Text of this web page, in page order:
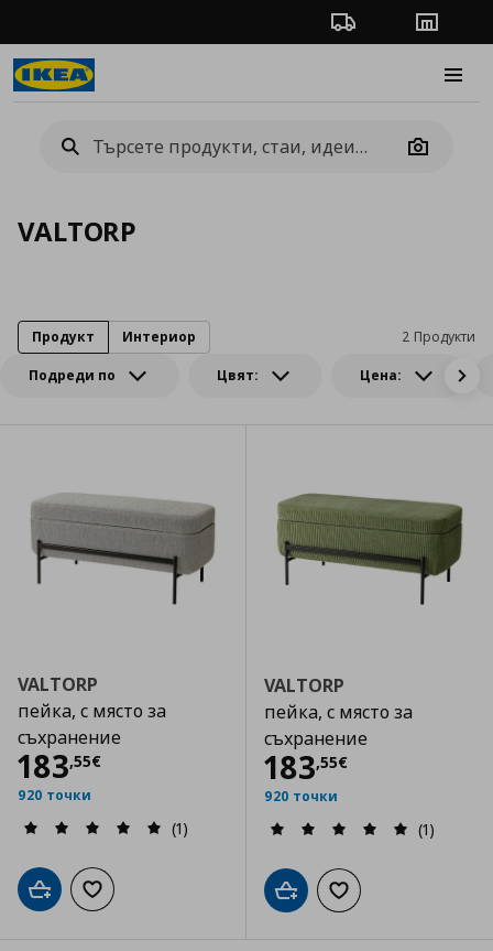
Проследяване на
Camera
VALTORP
Подреди по Цвят: Цена:
2 Продукти
Продукт Интериор
VALTORP
пейка, с място за
съхранение
183,55€
Цена
920 точки
(1)
Добави в кошницата
Добави към списъка с любими
VALTORP
пейка, с място за
съхранение
183,55€
Цена
920 точки
(1)
Добави в кошницата
Добави към